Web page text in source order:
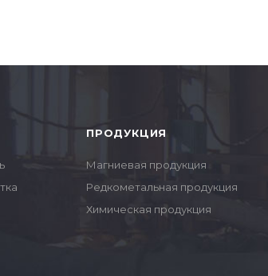
ПРОДУКЦИЯ
Магниевая продукция
Редкометальная продукция
Химическая продукция